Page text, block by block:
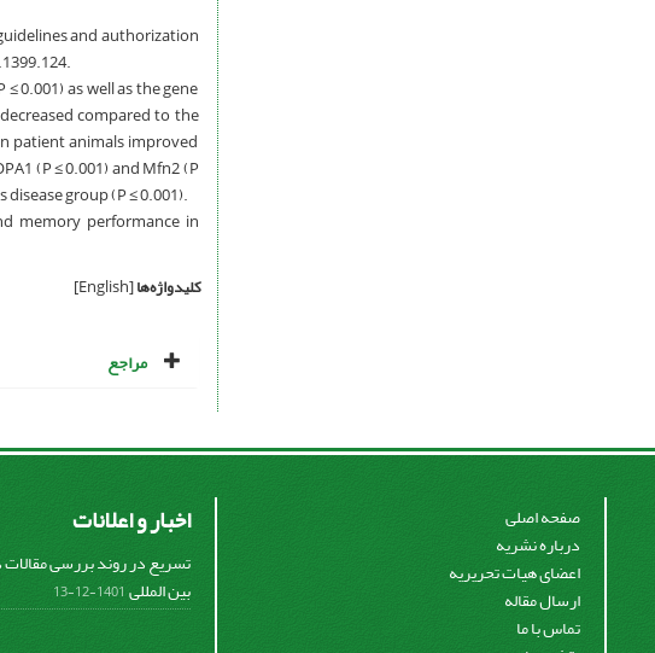
and authorization
0.001) as well as the gene
compared to the
patient animals improved
(P ≤ 0.001) and Mfn2 (P
group (P ≤ 0.001).
memory performance in
کلیدواژه‌ها[English]
مراجع
صفحه اصلی
درباره نشریه
اعضای هیات تحریریه
ارسال مقاله
تماس با ما
اخبار و اعلانات
تسریع در روند بررسی
بین المللی 1401-12-13